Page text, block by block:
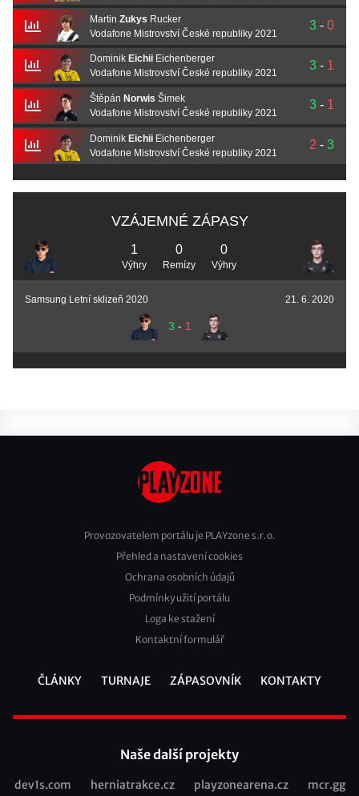
Martin Zukys Rucker
Vodafone Mistrovství České republiky 2021
3 - 0
Dominik EichiiEichenberger
Vodafone Mistrovství České republiky 2021
3 - 1
Štěpán Norwis Šimek
Vodafone Mistrovství České republiky 2021
3 - 1
Dominik EichiiEichenberger
Vodafone Mistrovství České republiky 2021
2 - 3
VZÁJEMNÉ ZÁPASY
1
Výhry
0
Remízy
0
Výhry
Samsung Letní sklizeň 2020 21. 6. 2020
3 - 1
Footer
Provozovatelem portálu je PLAYzone s.r.o.
Přehled a nastavení cookies
Ochrana osobních údajů
Podmínky užití portálu
Loga ke stažení
Kontaktní formulář
ČLÁNKY TURNAJE ZÁPASOVNÍK KONTAKTY
Naše další projekty
dev1s.com herniatrakce.cz playzonearena.cz mcr.gg